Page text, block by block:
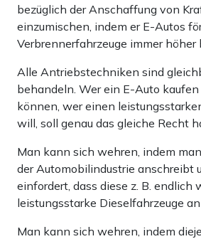
bezüglich der Anschaffung von
einzumischen, indem er E-Autos
Verbrennerfahrzeuge immer höher
Alle Antriebstechniken sind
behandeln. Wer ein E-Auto
können, wer einen
will, soll genau das gleiche Recht
Man kann sich wehren, indem
der Automobilindustrie anschreibt
einfordert, dass diese z. B. endlich
leistungsstarke Dieselfahrzeuge
Man kann sich wehren, indem